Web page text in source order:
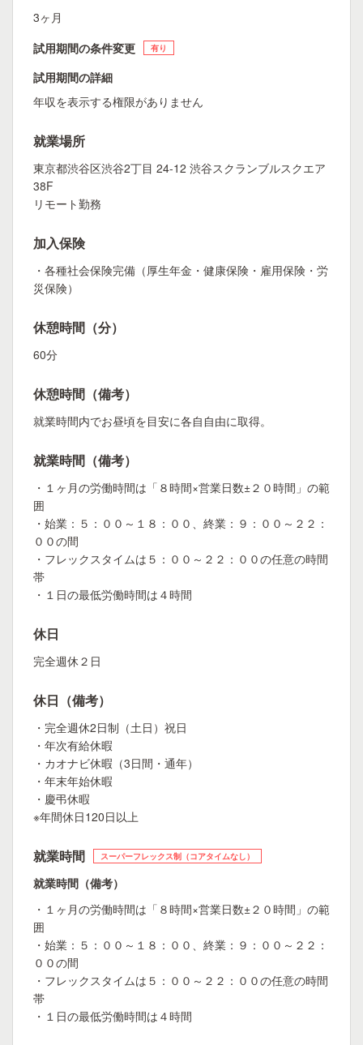
3ヶ月
試用期間の条件変更
有り
試用期間の詳細
年収を表示する権限がありません
就業場所
東京都渋谷区渋谷2丁目 24-12 渋谷スクランブルスクエア
38F
リモート勤務
加入保険
・各種社会保険完備（厚生年金・健康保険・雇用保険・労
災保険）
休憩時間（分）
60分
休憩時間（備考）
就業時間内でお昼頃を目安に各自自由に取得。
就業時間（備考）
・１ヶ月の労働時間は「８時間×営業日数±２０時間」の範
囲
・始業：５：００～１８：００、終業：９：００～２２：
００の間
・フレックスタイムは５：００～２２：００の任意の時間
帯
・１日の最低労働時間は４時間
休日
完全週休２日
休日（備考）
・完全週休2日制（土日）祝日
・年次有給休暇
・カオナビ休暇（3日間・通年）
・年末年始休暇
・慶弔休暇
※年間休日120日以上
就業時間 スーパーフレックス制（コアタイムなし）
就業時間（備考）
・１ヶ月の労働時間は「８時間×営業日数±２０時間」の範
囲
・始業：５：００～１８：００、終業：９：００～２２：
００の間
・フレックスタイムは５：００～２２：００の任意の時間
帯
・１日の最低労働時間は４時間